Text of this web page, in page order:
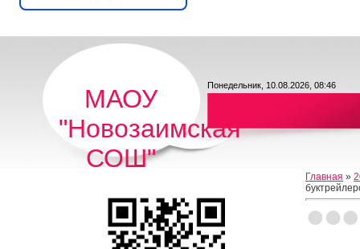
МАОУ
"Новозаимская
СОШ"
Понедельник, 10.08.2026, 08:46
Главная »